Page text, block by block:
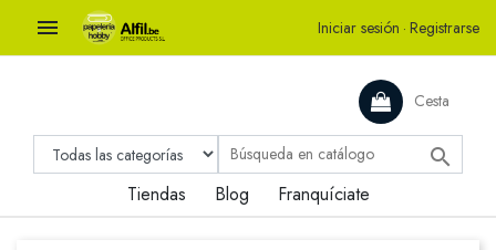
 Iniciar sesión · Registrarse
Cesta

Tiendas Blog Franquíciate